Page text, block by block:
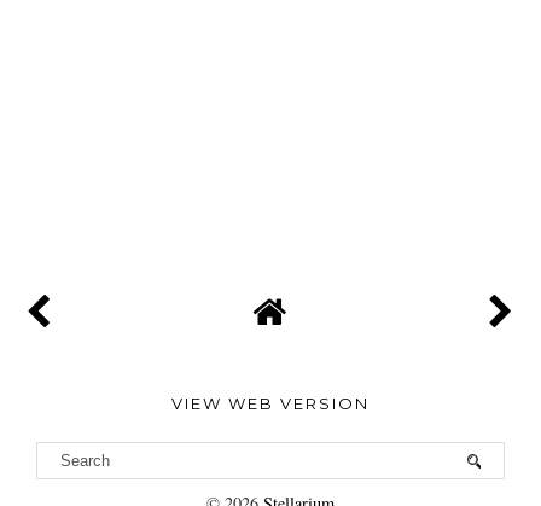
VIEW WEB VERSION